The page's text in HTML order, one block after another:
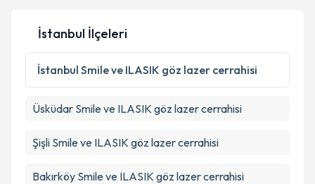
Kişisel verilerimin işlenmesine ilişkin
Metni'ni okudum ve kişisel verilerimin belirtilen
kapsamda işlenmesini kabul ediyorum.
Takvim Talebini Gönder
İstanbul İlçeleri
İstanbul Smile ve ILASIK göz lazer cerrahisi
Üsküdar Smile ve ILASIK göz lazer cerrahisi
Şişli Smile ve ILASIK göz lazer cerrahisi
Bakırköy Smile ve ILASIK göz lazer cerrahisi